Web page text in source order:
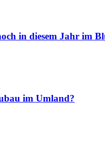
in diesem Jahr im
im Umland?